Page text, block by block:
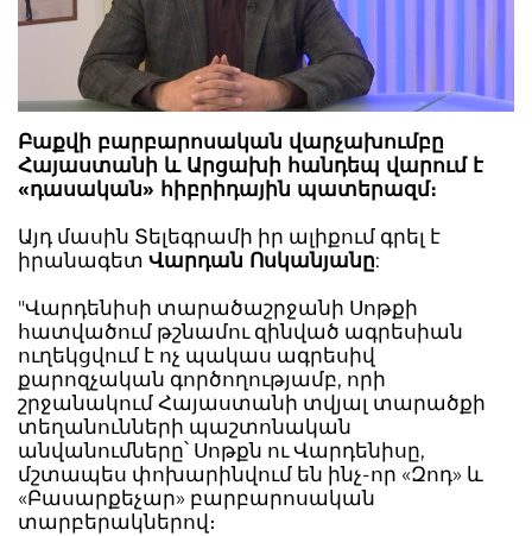
Բաքվի բարբարոսական վարչախումբը
Հայաստանի և Արցախի հանդեպ վարում է
«դասական» հիբրիդային պատերազմ։
Այդ մասին Տելեգրամի իր ալիքում գրել է
իրանագետ Վարդան Ոսկանյանը:
"Վարդենիսի տարածաշրջանի Սոթքի
հատվածում թշնամու զինված ագրեսիան
ուղեկցվում է ոչ պակաս ագրեսիվ
քարոզչական գործողությամբ, որի
շրջանակում Հայաստանի տվյալ տարածքի
տեղանունների պաշտոնական
անվանումները՝ Սոթքն ու Վարդենիսը,
մշտապես փոխարինվում են ինչ-որ «Զոդ» և
«Բասարքեչար» բարբարոսական
տարբերակներով։